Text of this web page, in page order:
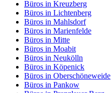
Büros in Kreuzberg
Büros in Lichtenberg
Büros in Mahlsdorf
Büros in Marienfelde
Büros in Mitte
Büros in Moabit
Büros in Neukölln
Büros in Köpenick
Büros in Oberschöneweide
Büros in Pankow